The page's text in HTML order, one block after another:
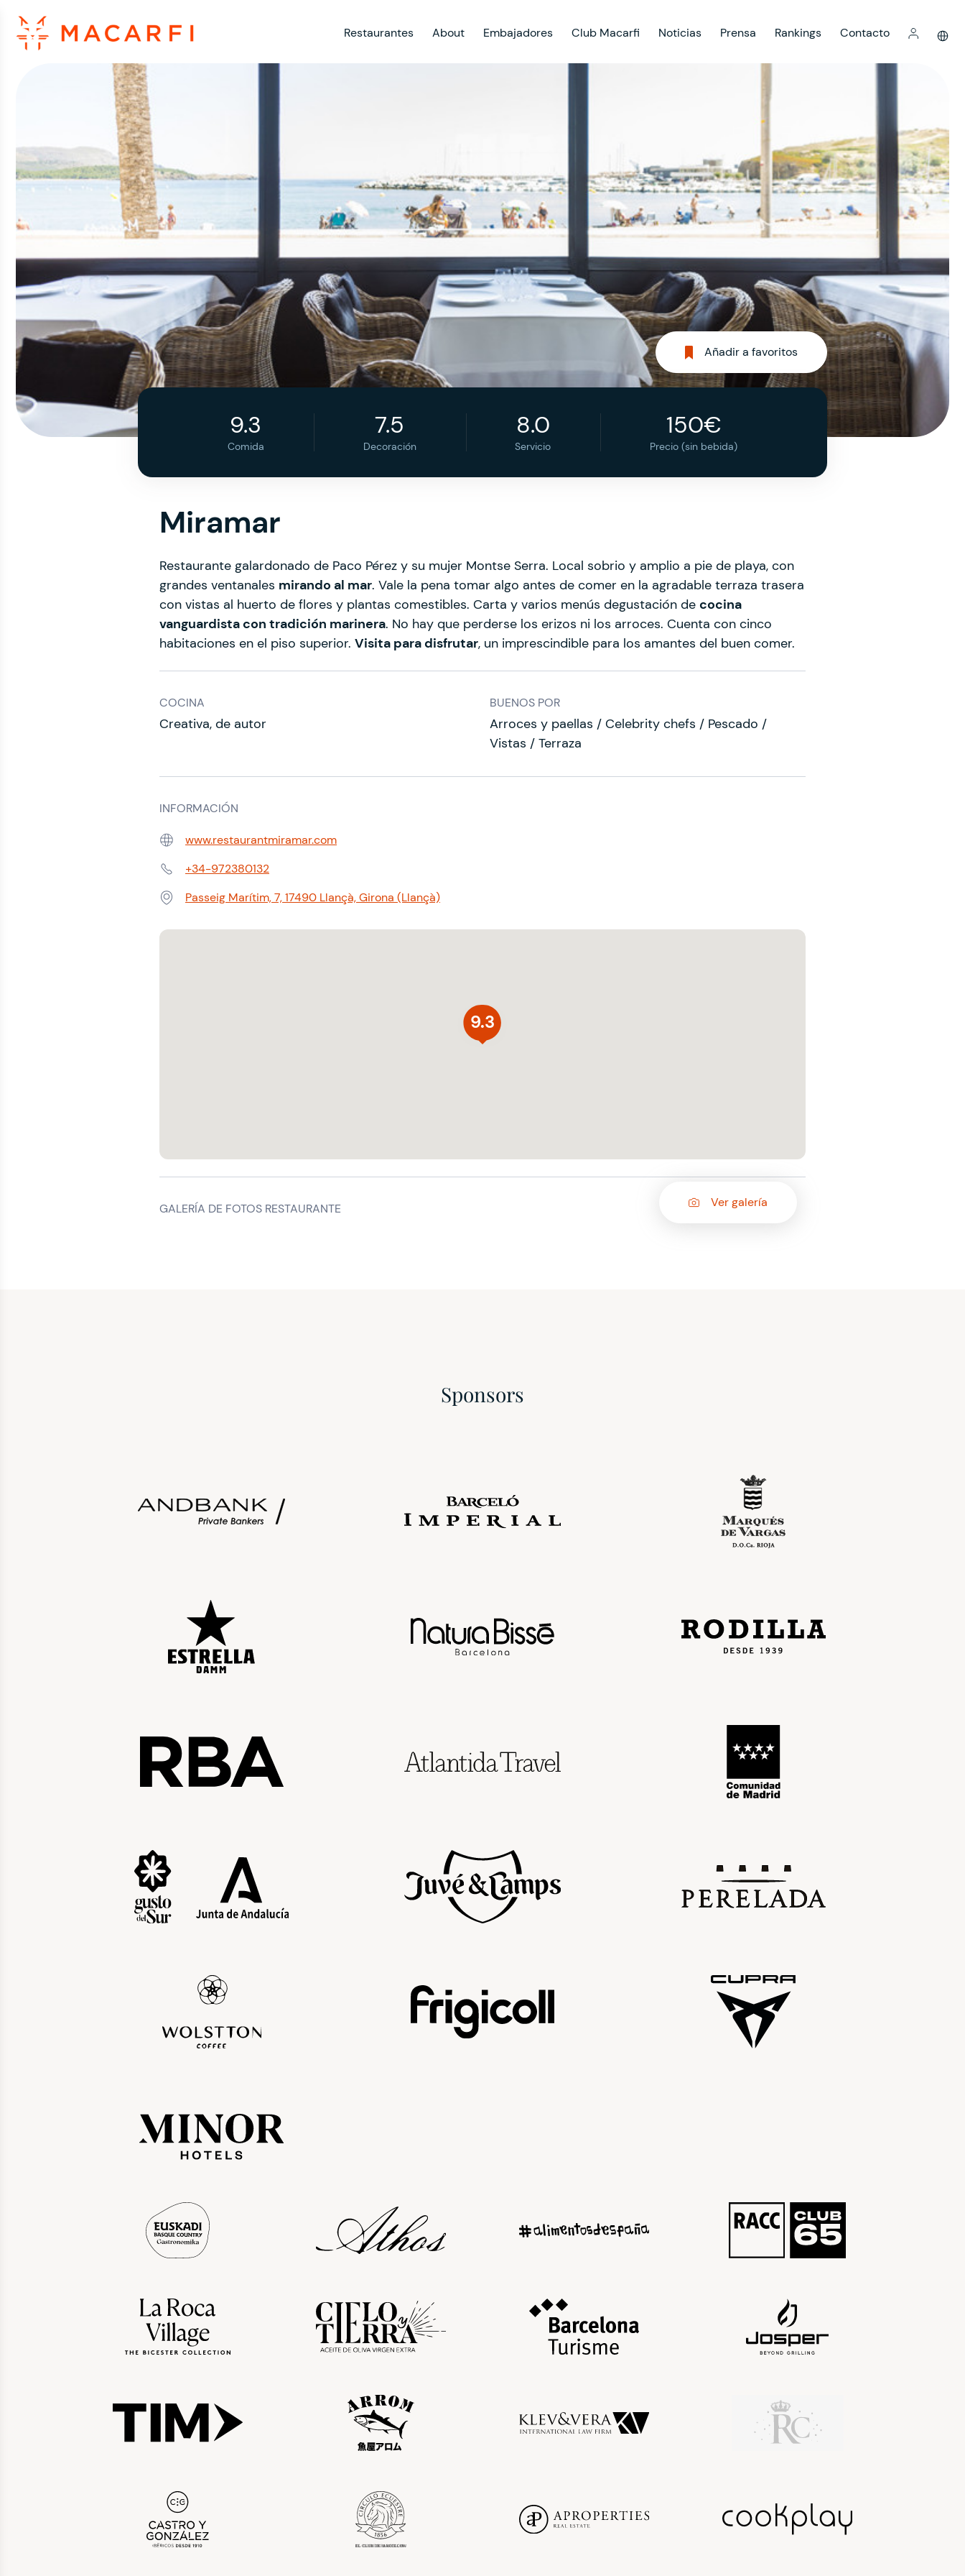
Restaurantes About Embajadores Club Macarfi Noticias Prensa Rankings Contacto
Añadir a favoritos
9.3
Comida
7.5
Decoración
8.0
Servicio
150€
Precio (sin bebida)
Miramar
Restaurante galardonado de Paco Pérez y su mujer Montse Serra. Local sobrio y amplio a pie de playa, con
grandes ventanales mirando al mar. Vale la pena tomar algo antes de comer en la agradable terraza trasera
con vistas al huerto de flores y plantas comestibles. Carta y varios menús degustación de cocina
vanguardista con tradición marinera. No hay que perderse los erizos ni los arroces. Cuenta con cinco
habitaciones en el piso superior. Visita para disfrutar, un imprescindible para los amantes del buen comer.
COCINA
Creativa, de autor
BUENOS POR
Arroces y paellas / Celebrity chefs / Pescado /
Vistas / Terraza
INFORMACIÓN
Web: www.restaurantmiramar.com
Teléfono:+34-972380132
Dirección:Passeig Marítim, 7, 17490 Llançà, Girona (Llançà)
9.3
GALERÍA DE FOTOS RESTAURANTE Ver galería
Sponsors